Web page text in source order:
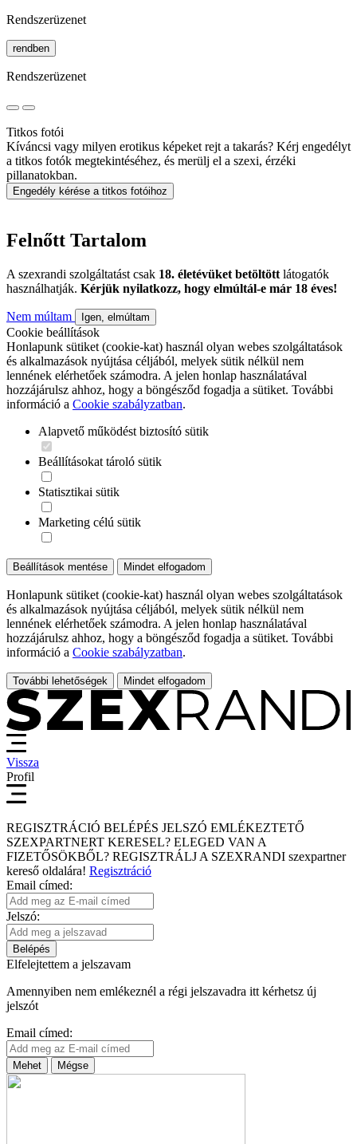
Rendszerüzenet
rendben
Rendszerüzenet
Titkos fotói
Kíváncsi vagy milyen erotikus képeket rejt a takarás? Kérj engedélyt
a titkos fotók megtekintéséhez, és merülj el a szexi, érzéki
pillanatokban.
Engedély kérése a titkos fotóihoz
Felnőtt Tartalom
A szexrandi szolgáltatást csak 18. életévüket betöltött látogatók
használhatják. Kérjük nyilatkozz, hogy elmúltál-e már 18 éves!
Nem múltam Igen, elmúltam
Cookie beállítások
Honlapunk sütiket (cookie-kat) használ olyan webes szolgáltatások
és alkalmazások nyújtása céljából, melyek sütik nélkül nem
lennének elérhetőek számodra. A jelen honlap használatával
hozzájárulsz ahhoz, hogy a böngésződ fogadja a sütiket. További
információ a Cookie szabályzatban.
Alapvető működést biztosító sütik
Beállításokat tároló sütik
Statisztikai sütik
Marketing célú sütik
Beállítások mentése Mindet elfogadom
Honlapunk sütiket (cookie-kat) használ olyan webes szolgáltatások
és alkalmazások nyújtása céljából, melyek sütik nélkül nem
lennének elérhetőek számodra. A jelen honlap használatával
hozzájárulsz ahhoz, hogy a böngésződ fogadja a sütiket. További
információ a Cookie szabályzatban.
További lehetőségek Mindet elfogadom
Vissza
Profil
REGISZTRÁCIÓ BELÉPÉS JELSZÓ EMLÉKEZTETŐ
SZEXPARTNERT KERESEL? ELEGED VAN A
FIZETŐSÖKBŐL? REGISZTRÁLJ A SZEXRANDI szexpartner
kereső oldalára! Regisztráció
Email címed:
Jelszó:
Belépés
Elfelejtettem a jelszavam
Amennyiben nem emlékeznél a régi jelszavadra itt kérhetsz új
jelszót
Email címed:
Mehet Mégse